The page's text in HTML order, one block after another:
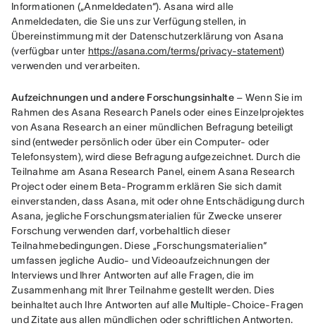
Informationen („Anmeldedaten“). Asana wird alle
Anmeldedaten, die Sie uns zur Verfügung stellen, in
Übereinstimmung mit der Datenschutzerklärung von Asana
(verfügbar unter https://asana.com/terms/privacy-statement)
verwenden und verarbeiten.
Aufzeichnungen und andere Forschungsinhalte – Wenn Sie im
Rahmen des Asana Research Panels oder eines Einzelprojektes
von Asana Research an einer mündlichen Befragung beteiligt
sind (entweder persönlich oder über ein Computer- oder
Telefonsystem), wird diese Befragung aufgezeichnet. Durch die
Teilnahme am Asana Research Panel, einem Asana Research
Project oder einem Beta-Programm erklären Sie sich damit
einverstanden, dass Asana, mit oder ohne Entschädigung durch
Asana, jegliche Forschungsmaterialien für Zwecke unserer
Forschung verwenden darf, vorbehaltlich dieser
Teilnahmebedingungen. Diese „Forschungsmaterialien“
umfassen jegliche Audio- und Videoaufzeichnungen der
Interviews und Ihrer Antworten auf alle Fragen, die im
Zusammenhang mit Ihrer Teilnahme gestellt werden. Dies
beinhaltet auch Ihre Antworten auf alle Multiple-Choice-Fragen
und Zitate aus allen mündlichen oder schriftlichen Antworten.